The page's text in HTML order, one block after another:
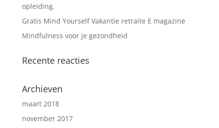
opleiding.
Gratis Mind Yourself Vakantie retraite E magazine
Mindfulness voor je gezondheid
Recente reacties
Archieven
maart 2018
november 2017